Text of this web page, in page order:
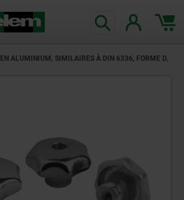
EN ALUMINIUM, SIMILAIRES À DIN 6336, FORME D,